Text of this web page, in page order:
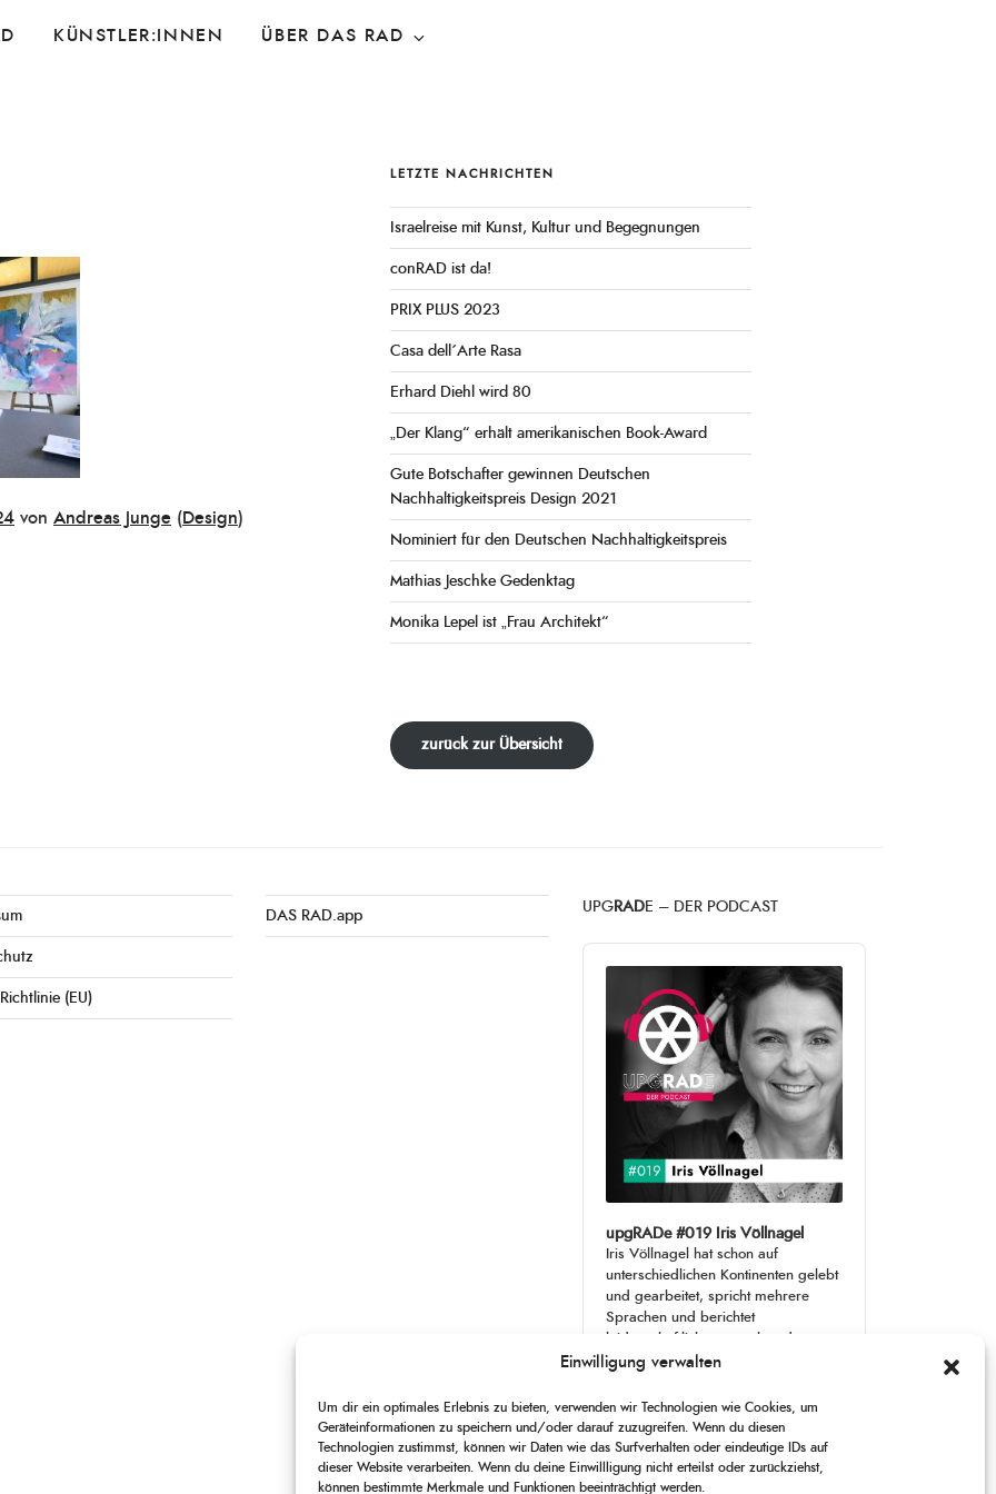
Einwilligung verwalten
Um dir ein optimales Erlebnis zu bieten, verwenden wir Technologien wie Cookies, um
Geräteinformationen zu speichern und/oder darauf zuzugreifen. Wenn du diesen
Technologien zustimmst, können wir Daten wie das Surfverhalten oder eindeutige IDs auf
dieser Website verarbeiten. Wenn du deine Einwillligung nicht erteilst oder zurückziehst,
können bestimmte Merkmale und Funktionen beeinträchtigt werden.
KÜNSTLER:INNEN ÜBER DAS RAD
von Andreas Junge ( Design)
LETZTE NACHRICHTEN
Israelreise mit Kunst, Kultur und Begegnungen
conRAD ist da!
PRIX PLUS 2023
Casa dell´Arte Rasa
Erhard Diehl wird 80
„Der Klang“ erhält amerikanischen Book-Award
Gute Botschafter gewinnen Deutschen
Nachhaltigkeitspreis Design 2021
Nominiert für den Deutschen Nachhaltigkeitspreis
Mathias Jeschke Gedenktag
Monika Lepel ist „Frau Architekt“
zurück zur Übersicht
(EU)
DAS RAD.app
UPG RADE – DER PODCAST
Audio
Player
upgRADe #019 Iris Völlnagel
Iris Völlnagel hat schon auf
unterschiedlichen Kontinenten gelebt
und gearbeitet, spricht mehrere
Sprachen und berichtet
leidenschaftlich gerne über das, was
sie erlebt – als Journalistin,
CHANGE
PLAYBACK
RATE
1
SKIP
BACKWARD
PLAY
PAUSE
JUMP
FORWARD
THIS
00:00 00:00